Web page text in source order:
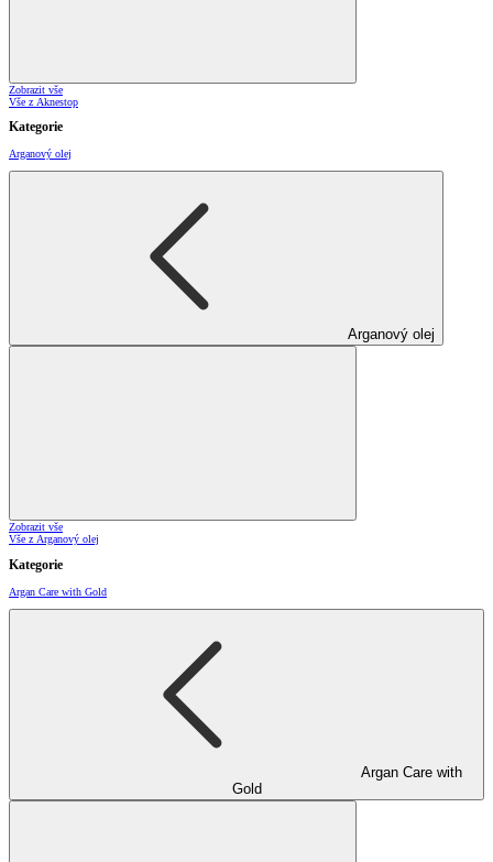
Zobrazit vše
Vše z Aknestop
Kategorie
Arganový olej
Arganový olej
Zobrazit vše
Vše z Arganový olej
Kategorie
Argan Care with Gold
Argan Care with
Gold